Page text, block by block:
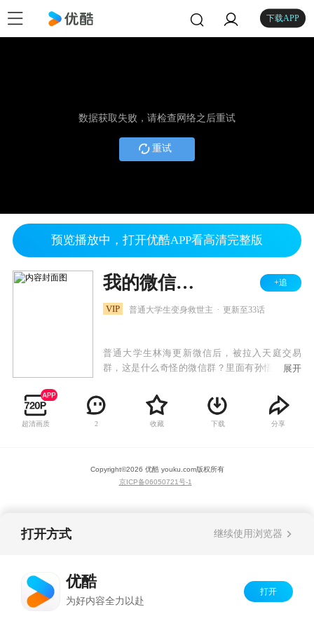
下载APP
数据获取失败，请检查网络之后重试
重试
预览播放中，打开优酷APP看高清完整版
我的微信连三界 第四季 +追
VIP 普通大学生变身救世主 更新至33话
普通大学生林海更新微信后，被拉入天庭交易
群，这是什么奇怪的微信群？里面有孙悟空猪八
是林海想不到的是，他们居然可以交易各种神丹
妙药，让原本平凡低调的林海，摇身一变成为了
实力高强的救世主！从此他的人生变得多姿多
展开
超清画质 2 收藏 下载 分享
Copyright©2026 优酷 youku.com版权所有
京ICP备06050721号-1
打开方式 继续使用浏览器
优酷
为好内容全力以赴
打开